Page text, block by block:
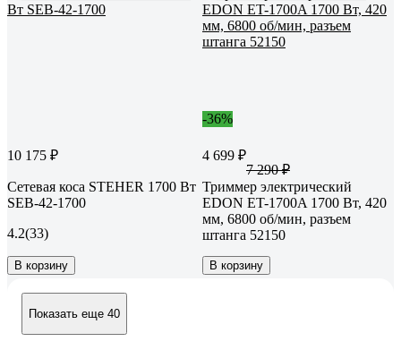
10 175 ₽
Сетевая коса STEHER 1700 Вт
SEB-42-1700
4.2(33)
В корзину
-36%
4 699 ₽
7 290 ₽
Триммер электрический
EDON ET-1700A 1700 Вт, 420
мм, 6800 об/мин, разъем
штанга 52150
В корзину
Показать еще 40